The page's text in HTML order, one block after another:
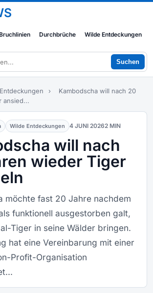
Durchbrüche Wilde Entdeckungen
Suchen
›
Kambodscha will nach 20
ansied...
Wilde Entdeckungen 4 JUNI 20262 MIN
will nach
wieder Tiger
möchte fast 20 Jahre nachdem
funktionell ausgestorben galt,
Tiger in seine Wälder bringen.
hat eine Vereinbarung mit einer
Profit-Organisation